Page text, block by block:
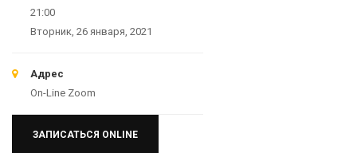
21:00
Вторник, 26 января, 2021
Адрес
On-Line Zoom
ЗАПИСАТЬСЯ ONLINE